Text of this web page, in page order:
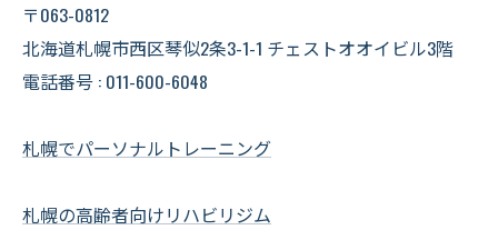
〒063-0812
北海道札幌市西区琴似2条3-1-1 チェストオオイビル3階
電話番号 : 011-600-6048
札幌でパーソナルトレーニング
札幌の高齢者向けリハビリジム